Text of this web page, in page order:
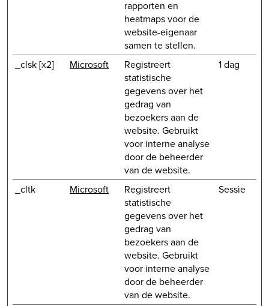
rapporten en
heatmaps voor de
website-eigenaar
samen te stellen.
_clsk [x2] Microsoft
Registreert
statistische
gegevens over het
gedrag van
bezoekers aan de
website. Gebruikt
voor interne analyse
door de beheerder
van de website.
1 dag
_cltk Microsoft
Registreert
statistische
gegevens over het
gedrag van
bezoekers aan de
website. Gebruikt
voor interne analyse
door de beheerder
van de website.
Sessie